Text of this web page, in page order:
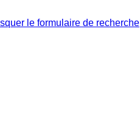
le formulaire de recherche